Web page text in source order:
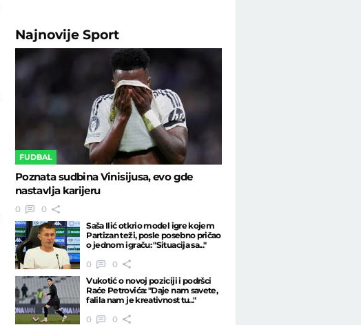
NajnovijeSport
FUDBAL
Poznata sudbina Vinisijusa, evo gde
nastavlja karijeru
0
0
Saša Ilić otkrio model igre kojem
Partizan teži, posle posebno pričao
o jednom igraču: "Situacija sa..."
0
0
Vukotić o novoj poziciji i podršci
Raće Petrovića: "Daje nam savete,
falila nam je kreativnost tu..."
0
0